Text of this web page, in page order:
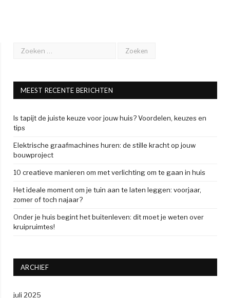
MEEST RECENTE BERICHTEN
Is tapijt de juiste keuze voor jouw huis? Voordelen, keuzes en
tips
Elektrische graafmachines huren: de stille kracht op jouw
bouwproject
10 creatieve manieren om met verlichting om te gaan in huis
Het ideale moment om je tuin aan te laten leggen: voorjaar,
zomer of toch najaar?
Onder je huis begint het buitenleven: dit moet je weten over
kruipruimtes!
ARCHIEF
juli 2025